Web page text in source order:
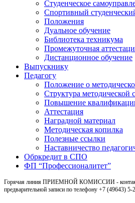
Студенческое
Спортивный
Положения
Дуальное обучение
Библиотека техникума
Промежуточная
Дистанционное обучение
Выпускнику
Педагогу
Положение о
Структура методической
Повышение
Аттестация
Наградной материал
Методическая копилка
Полезные ссылки
Наставничество
Обркредит в СПО
ФП “Профессионалитет”
Горячая линия ПРИЕМНОЙ КОМИССИИ -
предварительной записи по телефону +7 (49643)